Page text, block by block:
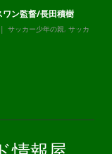
ワン監督/長田積樹
サッカー少年の親, サッカ